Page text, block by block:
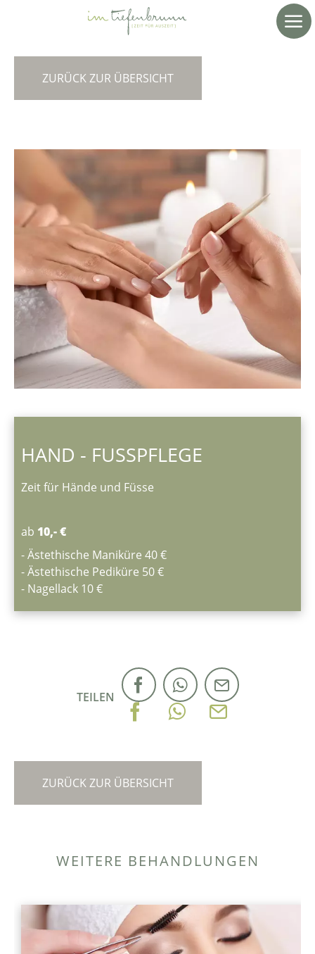
ZURÜCK ZUR ÜBERSICHT
HAND - FUSSPFLEGE
Zeit für Hände und Füsse
ab 10,- €
- Ästethische Maniküre 40 €
- Ästethische Pediküre 50 €
- Nagellack 10 €
TEILEN
ZURÜCK ZUR ÜBERSICHT
WEITERE BEHANDLUNGEN